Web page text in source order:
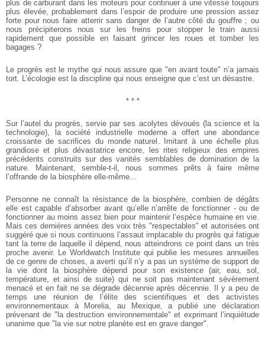
plus de carburant dans les moteurs pour continuer à une vitesse toujours
plus élevée, probablement dans l’espoir de produire une pression assez
forte pour nous faire atterrir sans danger de l’autre côté du gouffre ; ou
nous précipiterons nous sur les freins pour stopper le train aussi
rapidement que possible en faisant grincer les roues et tomber les
bagages ?
Le progrès est le mythe qui nous assure que "en avant toute" n’a jamais
tort. L’écologie est la discipline qui nous enseigne que c’est un désastre.
* * *
Sur l’autel du progrès, servie par ses acolytes dévoués (la science et la
technologie), la société industrielle moderne a offert une abondance
croissante de sacrifices du monde naturel. Imitant à une échelle plus
grandiose et plus dévastatrice encore, les rites religieux des empires
précédents construits sur des vanités semblables de domination de la
nature. Maintenant, semble-t-il, nous sommes prêts à faire même
l’offrande de la biosphère elle-même...
Personne ne connaît la résistance de la biosphère, combien de dégâts
elle est capable d’absorber avant qu’elle n’arrête de fonctionner - ou de
fonctionner au moins assez bien pour maintenir l’espèce humaine en vie.
Mais ces dernières années des voix très "respectables" et autorisées ont
suggéré que si nous continuons l’assaut implacable du progrès qui fatigue
tant la terre de laquelle il dépend, nous atteindrons ce point dans un très
proche avenir. Le Worldwatch Institute qui publie les mesures annuelles
de ce genre de choses, a averti qu’il n’y a pas un système de support de
la vie dont la biosphère dépend pour son existence (air, eau, sol,
température, et ainsi de suite) qui ne soit pas maintenant sévèrement
menacé et en fait ne se dégrade décennie après décennie. Il y a peu de
temps une réunion de l’élite des scientifiques et des activistes
environnementaux à Morelia, au Mexique, a publié une déclaration
prévenant de "la destruction environnementale" et exprimant l’inquiétude
unanime que "la vie sur notre planète est en grave danger".